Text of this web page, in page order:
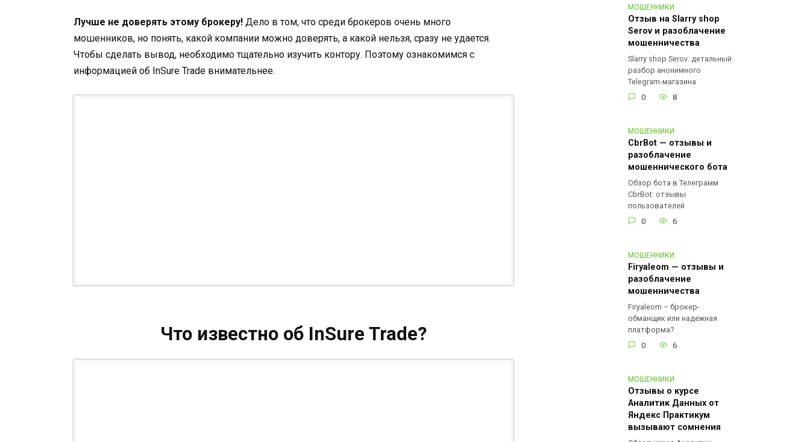
Лучше не доверять этому брокеру! Дело в том, что среди брокеров очень много
мошенников, но понять, какой компании можно доверять, а какой нельзя, сразу не удается.
Чтобы сделать вывод, необходимо тщательно изучить контору. Поэтому ознакомимся с
информацией об InSure Trade внимательнее.
Что известно об InSure Trade?
МОШЕННИКИ
Отзыв на Slarry shop
Serov и разоблачение
мошенничества
Slarry shop Serov: детальный
разбор анонимного
Telegram-магазина
0
8
МОШЕННИКИ
CbrBot — отзывы и
разоблачение
мошеннического бота
Обзор бота в Телеграмм
CbrBot: отзывы
пользователей
0
6
МОШЕННИКИ
Firyaleom — отзывы и
разоблачение
мошенничества
Firyaleom – брокер-
обманщик или надежная
платформа?
0
6
МОШЕННИКИ
Отзывы о курсе
Аналитик Данных от
Яндекс Практикум
вызывают сомнения